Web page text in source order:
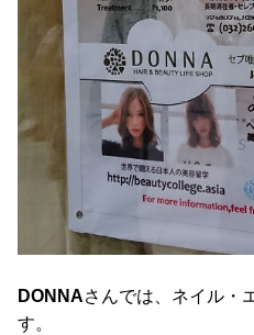
DONNAさんでは、ネイル・
す。